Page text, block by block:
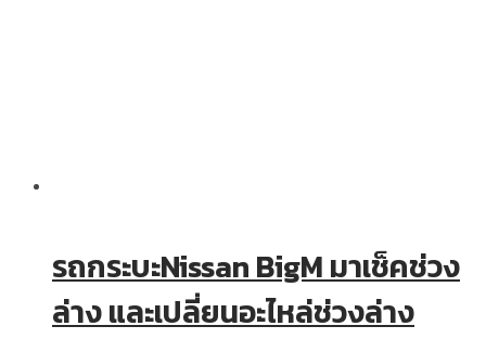
รถกระบะNissan BigM มาเช็คช่วง
ล่าง และเปลี่ยนอะไหล่ช่วงล่าง